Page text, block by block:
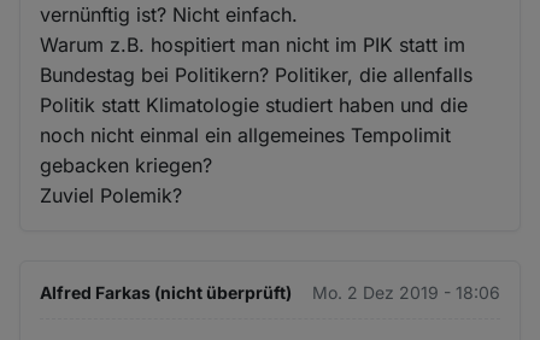
vernünftig ist? Nicht einfach.
Warum z.B. hospitiert man nicht im PIK statt im
Bundestag bei Politikern? Politiker, die allenfalls
Politik statt Klimatologie studiert haben und die
noch nicht einmal ein allgemeines Tempolimit
gebacken kriegen?
Zuviel Polemik?
Alfred Farkas (nicht überprüft) Mo. 2 Dez 2019 - 18:06